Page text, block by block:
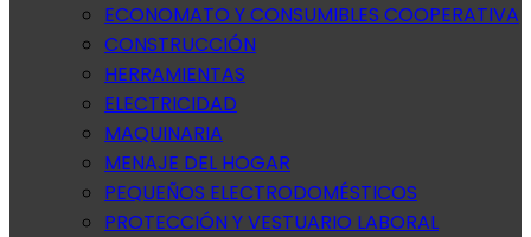
ECONOMATO Y CONSUMIBLES COOPERATIVA
CONSTRUCCIÓN
HERRAMIENTAS
ELECTRICIDAD
MAQUINARIA
MENAJE DEL HOGAR
PEQUEÑOS ELECTRODOMÉSTICOS
PROTECCIÓN Y VESTUARIO LABORAL